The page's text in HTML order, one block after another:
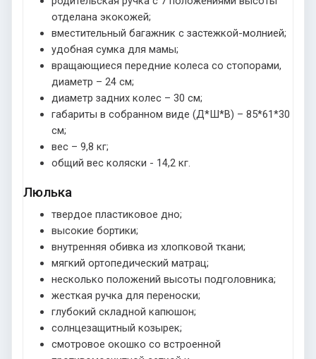
отделана экокожей;
вместительный багажник с застежкой-молнией;
удобная сумка для мамы;
вращающиеся передние колеса со стопорами,
диаметр – 24 см;
диаметр задних колес – 30 см;
габариты в собранном виде (Д*Ш*В) – 85*61*30
см;
вес – 9,8 кг;
общий вес коляски - 14,2 кг.
Люлька
твердое пластиковое дно;
высокие бортики;
внутренняя обивка из хлопковой ткани;
мягкий ортопедический матрац;
несколько положений высоты подголовника;
жесткая ручка для переноски;
глубокий складной капюшон;
солнцезащитный козырек;
смотровое окошко со встроенной